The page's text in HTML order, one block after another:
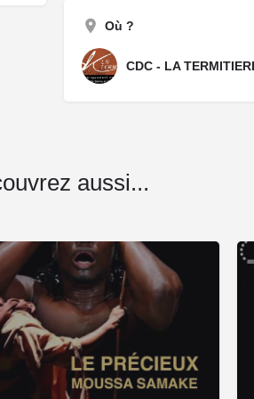
Où ?
CDC - LA
aussi...